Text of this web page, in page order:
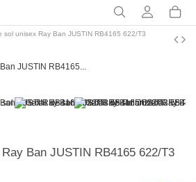
sol unisex Ray Ban JUSTIN RB4165 622/T3
Ban JUSTIN RB4165 622/T3